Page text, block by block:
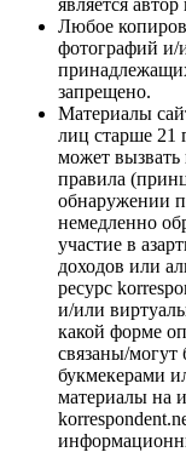
Любое
фотографий и/
запрещено.
Материалы
лиц старше 21
может
правила
обнаружении
немедленно
участие в
доходов или
ресурс
и/или
какой форме
связаны/могут
букмекерами
материалы на